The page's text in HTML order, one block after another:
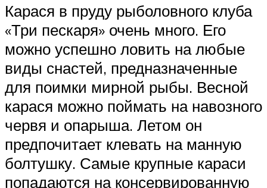
Карася в пруду рыболовного клуба
«Три пескаря» очень много. Его
можно успешно ловить на любые
виды снастей, предназначенные
для поимки мирной рыбы. Весной
карася можно поймать на навозного
червя и опарыша. Летом он
предпочитает клевать на манную
болтушку. Самые крупные караси
попадаются на консервированную